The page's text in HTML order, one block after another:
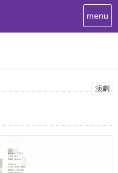
T
o
i
g
menu
演劇